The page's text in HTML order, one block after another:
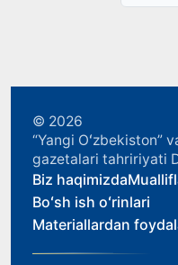
© 2026
“Yangi Oʻzbekiston”
gazetalari tahririyati
Biz haqimizda
Boʻsh ish oʻrinlari
Materiallardan